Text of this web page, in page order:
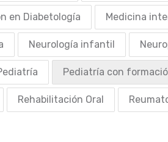
en Diabetología Medicina
Neurología infantil
Pediatría con
Rehabilitación Oral